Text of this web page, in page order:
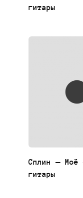
гитары
Сплин — Моё
гитары